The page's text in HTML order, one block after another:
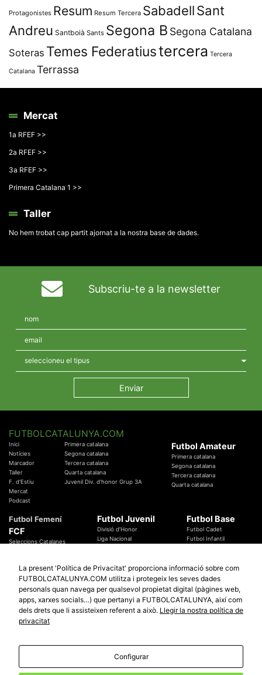
Protagonistes Resum Resum Tercera SabadellSant
Andreu Santboià Sants Segona B Segona Catalana
Soteras Temes Federatiustercera Tercera
Catalana Terrassa
Mercat
1a RFEF >>
2a RFEF >>
3a RFEF >>
Primera Catalana 1 >>
Taller
No hem trobat cap partit ajornat a la nostra base de dades.
Subscriu-te a la newsletter
FUTBOLCATALUNYA.COM
Inici
Notícies
Marcador
Taller
F. d'Estiu
Mercat
Podcast
Primera catalana
Segona catalana
Tercera catalana
Quarta catalana
Juvenil Div. d'honor Grup 3A
Futbol Amateur
Primera catalana
Segona catalana
Tercera catalana
Quarta catalana
Futbol Femení
FCF
Seleccions Catalanes
Temes Federatius
Futbol Juvenil
Divisió d'Honor
Liga Nacional
Futbol Base
Futbol Cadet
Futbol Infantil
Futbol Catalunya
Promocions
Sortejos
Participació
Especials
Copa Catalunya Absoluta 2019
Copa del Rei 2019 - 2020
© 2010 - 2026FutbolCatalunya.com
La present 'Política de Privacitat' proporciona informació sobre com
FUTBOLCATALUNYA.COM utilitza i protegeix les seves dades
personals quan navega per qualsevol propietat digital (pàgines web,
apps, xarxes socials…) que pertanyi a FUTBOLCATALUNYA, així com
dels drets que li assisteixen referent a això. Llegir la nostra política de
privacitat
Configurar